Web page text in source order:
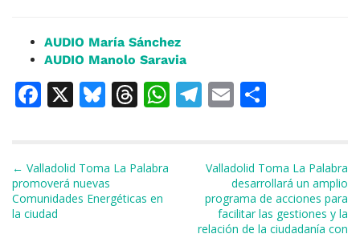
AUDIO María Sánchez
AUDIO Manolo Saravia
F
e
b
o
X
Bl
s
k
T
a
d
W T
gr
a
m
E
l
p
ar
ti
Navegación de entradas
← Valladolid Toma La Palabra
promoverá nuevas
Comunidades Energéticas en
la ciudad
Valladolid Toma La Palabra
desarrollará un amplio
programa de acciones para
facilitar las gestiones y la
relación de la ciudadanía con